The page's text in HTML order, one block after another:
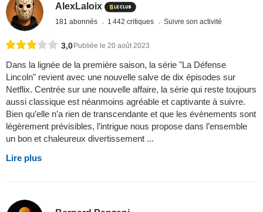
AlexLaloix
181 abonnés 1 442 critiques Suivre son activité
3,0Publiée le 20 août 2023
Dans la lignée de la première saison, la série "La Défense
Lincoln" revient avec une nouvelle salve de dix épisodes sur
Netflix. Centrée sur une nouvelle affaire, la série qui reste toujours
aussi classique est néanmoins agréable et captivante à suivre.
Bien qu’elle n’a rien de transcendante et que les évènements sont
légèrement prévisibles, l’intrigue nous propose dans l’ensemble
un bon et chaleureux divertissement ...
Lire plus